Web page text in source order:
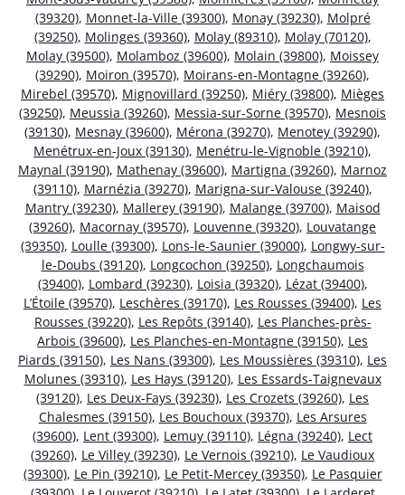
(39320), Monnet-la-Ville (39300), Monay (39230), Molpré
(39250), Molinges (39360), Molay (89310), Molay (70120),
Molay (39500), Molamboz (39600), Molain (39800), Moissey
(39290), Moiron (39570), Moirans-en-Montagne (39260),
Mirebel (39570), Mignovillard (39250), Miéry (39800), Mièges
(39250), Meussia (39260), Messia-sur-Sorne (39570), Mesnois
(39130), Mesnay (39600), Mérona (39270), Menotey (39290),
Menétrux-en-Joux (39130), Menétru-le-Vignoble (39210),
Maynal (39190), Mathenay (39600), Martigna (39260), Marnoz
(39110), Marnézia (39270), Marigna-sur-Valouse (39240),
Mantry (39230), Mallerey (39190), Malange (39700), Maisod
(39260), Macornay (39570), Louvenne (39320), Louvatange
(39350), Loulle (39300), Lons-le-Saunier (39000), Longwy-sur-
le-Doubs (39120), Longcochon (39250), Longchaumois
(39400), Lombard (39230), Loisia (39320), Lézat (39400),
L’Étoile (39570), Leschères (39170), Les Rousses (39400), Les
Rousses (39220), Les Repôts (39140), Les Planches-près-
Arbois (39600), Les Planches-en-Montagne (39150), Les
Piards (39150), Les Nans (39300), Les Moussières (39310), Les
Molunes (39310), Les Hays (39120), Les Essards-Taignevaux
(39120), Les Deux-Fays (39230), Les Crozets (39260), Les
Chalesmes (39150), Les Bouchoux (39370), Les Arsures
(39600), Lent (39300), Lemuy (39110), Légna (39240), Lect
(39260), Le Villey (39230), Le Vernois (39210), Le Vaudioux
(39300), Le Pin (39210), Le Petit-Mercey (39350), Le Pasquier